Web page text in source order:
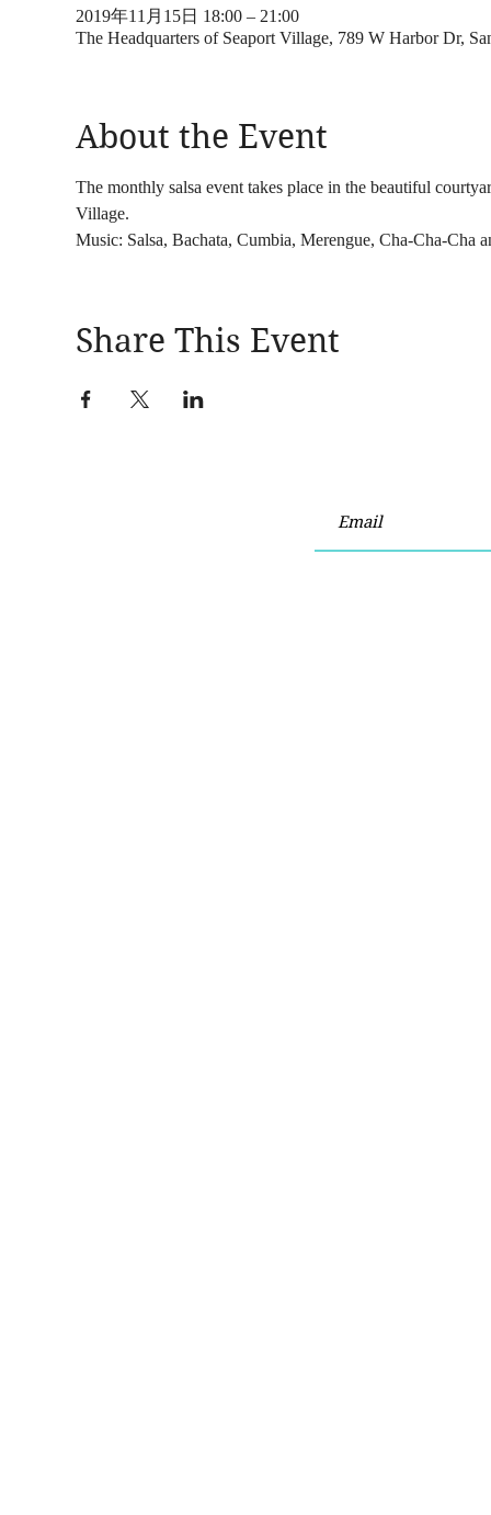
2019年11月15日 18:00 – 21:00
The Headquarters of Seaport Village, 789 W Harbor Dr,
About the Event
The monthly salsa event takes place in the beautiful
Village.
Music: Salsa, Bachata, Cumbia, Merengue, Cha-Cha-Cha
Share This Event